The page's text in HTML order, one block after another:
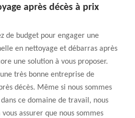
après décès à prix
de budget pour engager une
en nettoyage et débarras après
une solution à vous proposer.
très bonne entreprise de
décès. Même si nous sommes
ce domaine de travail, nous
assurer que nous sommes